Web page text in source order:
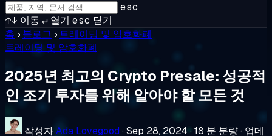
esc
↑↓ 이동 ↵ 열기 esc 닫기
홈 › 블로그 › 트레이딩 및 암호화폐
트레이딩 및 암호화폐
2025년 최고의 Crypto Presale: 성공적
인 조기 투자를 위해 알아야 할 모든 것
작성자Ada Lovegood ·Sep 28, 2024 ·18 분 분량· 업데